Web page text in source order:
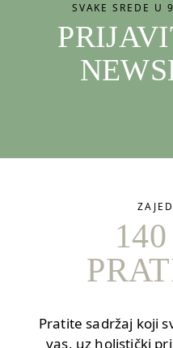
SVAKE SREDE U
Pratite sadržaj koji
vas, uz holistički